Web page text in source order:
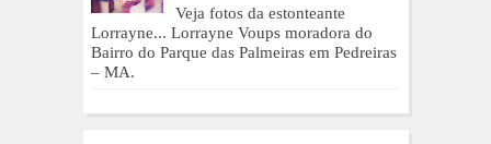
Veja fotos da estonteante
Lorrayne... Lorrayne Voups moradora do
Bairro do Parque das Palmeiras em Pedreiras
– MA.